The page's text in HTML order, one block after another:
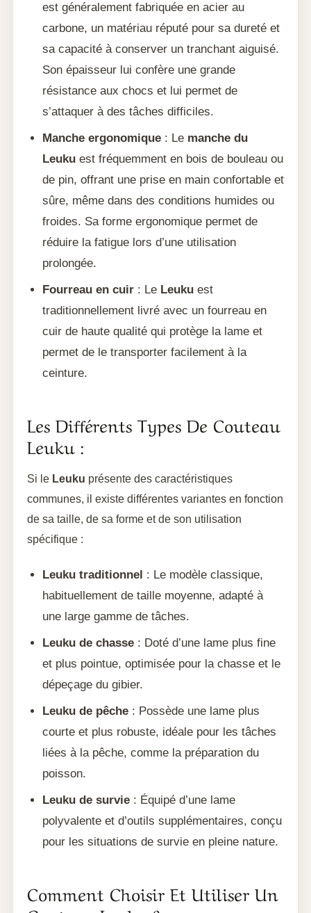
est généralement fabriquée en acier au
carbone, un matériau réputé pour sa dureté et
sa capacité à conserver un tranchant aiguisé.
Son épaisseur lui confère une grande
résistance aux chocs et lui permet de
s’attaquer à des tâches difficiles.
Manche ergonomique : Le manche du
Leuku est fréquemment en bois de bouleau ou
de pin, offrant une prise en main confortable et
sûre, même dans des conditions humides ou
froides. Sa forme ergonomique permet de
réduire la fatigue lors d’une utilisation
prolongée.
Fourreau en cuir : Le Leuku est
traditionnellement livré avec un fourreau en
cuir de haute qualité qui protège la lame et
permet de le transporter facilement à la
ceinture.
Les Différents Types De Couteau
Leuku :
Si le Leuku présente des caractéristiques
communes, il existe différentes variantes en fonction
de sa taille, de sa forme et de son utilisation
spécifique :
Leuku traditionnel : Le modèle classique,
habituellement de taille moyenne, adapté à
une large gamme de tâches.
Leuku de chasse : Doté d’une lame plus fine
et plus pointue, optimisée pour la chasse et le
dépeçage du gibier.
Leuku de pêche : Possède une lame plus
courte et plus robuste, idéale pour les tâches
liées à la pêche, comme la préparation du
poisson.
Leuku de survie : Équipé d’une lame
polyvalente et d’outils supplémentaires, conçu
pour les situations de survie en pleine nature.
Comment Choisir Et Utiliser Un